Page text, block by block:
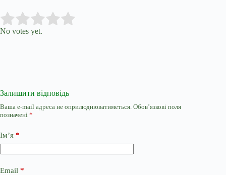
Rate this item:
No votes yet.
Залишити відповідь
Ваша e-mail адреса не оприлюднюватиметься. Обов’язкові поля
позначені *
Ім’я *
Email *